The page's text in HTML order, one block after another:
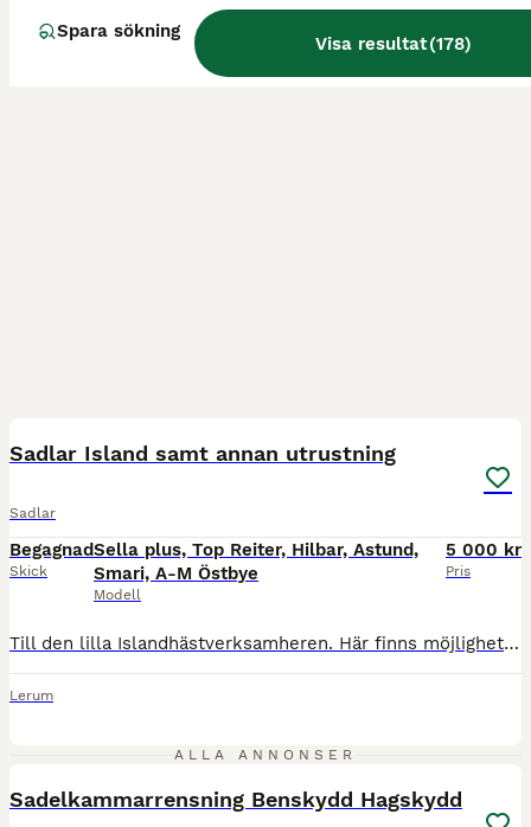
Spara sökning
Visa resultat(178)
Sadlar Island samt annan utrustning
Sadlar
Begagnad
Skick
Sella plus, Top Reiter, Hilbar, Astund,
Smari, A-M Östbye
Modell
5 000 kr
Pris
Till den lilla Islandhästverksamheren. Här finns möjlighet att fynda lite äldre och begagnad utrustning. Sex sadlar (Top Reiter, Sella Plus, Hilbar, Astund, Smari, Ann-Marie Östbye) stigläder, stigbyglar, sadelgjordar, tyglar i olika längd av läder med stopp och gummi antiglid, huvudlag, nosgrimmor, lädergrimmor, longergjord, fårskinnspad mm. Säljer helst allt som ett pa
Lerum
ALLA ANNONSER
Sadelkammarrensning Benskydd Hagskydd